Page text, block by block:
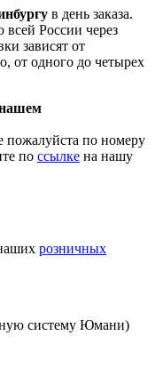
в день заказа.
всей России через
зависят от
от одного до четырех
нашем
пожалуйста по номеру
по ссылке на нашу
розничных
систему Юмани)